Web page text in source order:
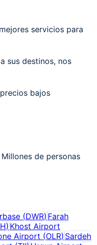
servicios para
sus destinos, nos
bajos
de personas
(DWR) Farah
) Khost Airport
Airport (OLR) Sardeh